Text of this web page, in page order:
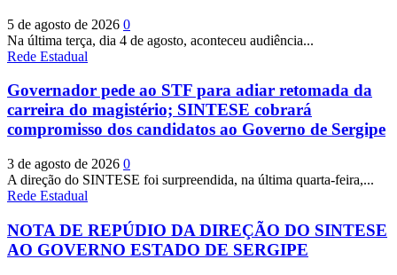
5 de agosto de 2026 0
Na última terça, dia 4 de agosto, aconteceu audiência...
Rede Estadual
Governador pede ao STF para adiar retomada da
carreira do magistério; SINTESE cobrará
compromisso dos candidatos ao Governo de Sergipe
3 de agosto de 2026 0
A direção do SINTESE foi surpreendida, na última quarta-feira,...
Rede Estadual
NOTA DE REPÚDIO DA DIREÇÃO DO SINTESE
AO GOVERNO ESTADO DE SERGIPE